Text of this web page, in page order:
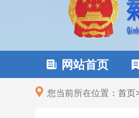
 网站首页 
您当前所在位置： 首页